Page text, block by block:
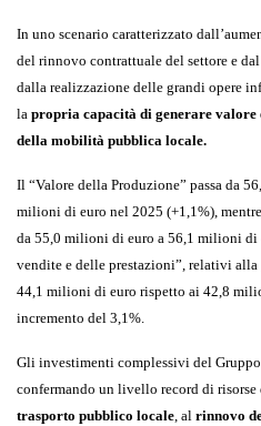
In uno scenario caratterizzato
del rinnovo contrattuale del settore e
dalla realizzazione delle grandi opere
la propria capacità di generare valore
della mobilità pubblica locale.
Il “Valore della Produzione” passa da
milioni di euro nel 2025 (+1,1%),
da 55,0 milioni di euro a 56,1 milioni di
vendite e delle prestazioni”, relativi
44,1 milioni di euro rispetto ai 42,8
incremento del 3,1%.
Gli investimenti complessivi del
confermando un livello record di risorse
trasporto pubblico locale, al rinnovo